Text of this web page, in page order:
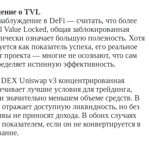
о TVL
в DeFi — считать, что более
Locked, общая заблокированная
означает большую полезность. Хотя
как показатель успеха, его реальное
проекта — многие не осознают, что сам
истинную эффективность.
Uniswap v3 концентрированная
лучшие условия для трейдинга,
значительно меньшем объеме средств. В
доступную ликвидность, но без
не приносят дохода. В обоих случаях
если он не конвертируется в